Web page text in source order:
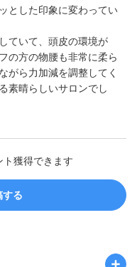
とした印象に変わってい
ていて、頭皮の環境が
の方の物腰も非常に柔ら
がら力加減を調整してく
素晴らしいサロンでし
獲得できます
する